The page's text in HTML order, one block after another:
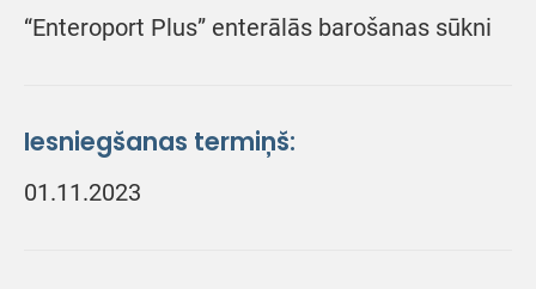
“Enteroport Plus” enterālās barošanas sūkni
Iesniegšanas termiņš:
01.11.2023